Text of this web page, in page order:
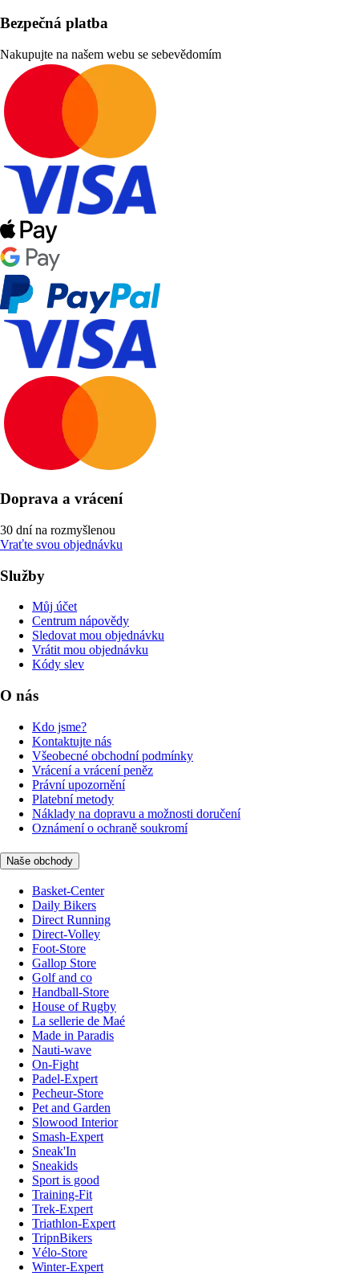
Bezpečná platba
Nakupujte na našem webu se sebevědomím
Doprava a vrácení
30 dní na rozmyšlenou
Vraťte svou objednávku
Služby
Můj účet
Centrum nápovědy
Sledovat mou objednávku
Vrátit mou objednávku
Kódy slev
O nás
Kdo jsme?
Kontaktujte nás
Všeobecné obchodní podmínky
Vrácení a vrácení peněz
Právní upozornění
Platební metody
Náklady na dopravu a možnosti doručení
Oznámení o ochraně soukromí
Naše obchody
Basket-Center
Daily Bikers
Direct Running
Direct-Volley
Foot-Store
Gallop Store
Golf and co
Handball-Store
House of Rugby
La sellerie de Maé
Made in Paradis
Nauti-wave
On-Fight
Padel-Expert
Pecheur-Store
Pet and Garden
Slowood Interior
Smash-Expert
Sneak'In
Sneakids
Sport is good
Training-Fit
Trek-Expert
Triathlon-Expert
TripnBikers
Vélo-Store
Winter-Expert